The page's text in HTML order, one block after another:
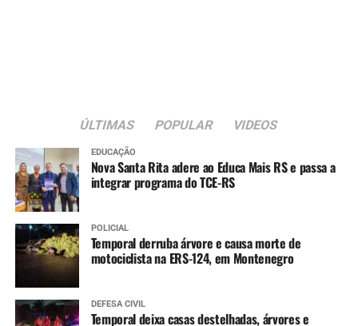
ÚLTIMAS POPULAR VIDEOS
EDUCAÇÃO
Nova Santa Rita adere ao Educa Mais RS e passa a
integrar programa do TCE-RS
POLICIAL
Temporal derruba árvore e causa morte de
motociclista na ERS-124, em Montenegro
DEFESA CIVIL
Temporal deixa casas destelhadas, árvores e